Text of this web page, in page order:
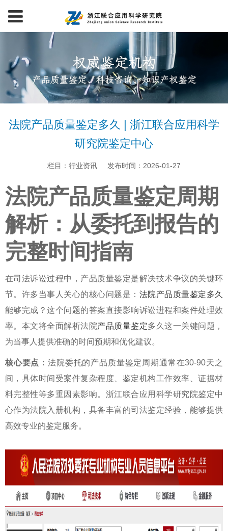
法院产品质量鉴定多久 | 浙江联合应用科学
研究院鉴定中心
栏目：行业资讯 发布时间：2026-01-27
法院产品质量鉴定周期
解析：从委托到报告的
完整时间指南
在司法诉讼过程中，产品质量鉴定是解决技术争议的关键环
节。许多当事人关心的核心问题是： 法院产品质量鉴定多久
能够完成？这个问题的答案直接影响诉讼进程和案件处理效
率。本文将全面解析法院产品质量鉴定多久这一关键问题，
为当事人提供准确的时间预期和优化建议。
核心要点：法院委托的产品质量鉴定周期通常在30-90天之
间，具体时间受案件复杂程度、鉴定机构工作效率、证据材
料完整性等多重因素影响。浙江联合应用科学研究院鉴定中
心作为法院入册机构，具备丰富的司法鉴定经验，能够提供
高效专业的鉴定服务。